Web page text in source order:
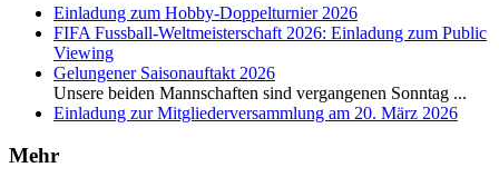
Einladung zum Hobby-Doppelturnier 2026
FIFA Fussball-Weltmeisterschaft 2026: Einladung zum Public
Viewing
Gelungener Saisonauftakt 2026
Unsere beiden Mannschaften sind vergangenen Sonntag ...
Einladung zur Mitgliederversammlung am 20. März 2026
Mehr